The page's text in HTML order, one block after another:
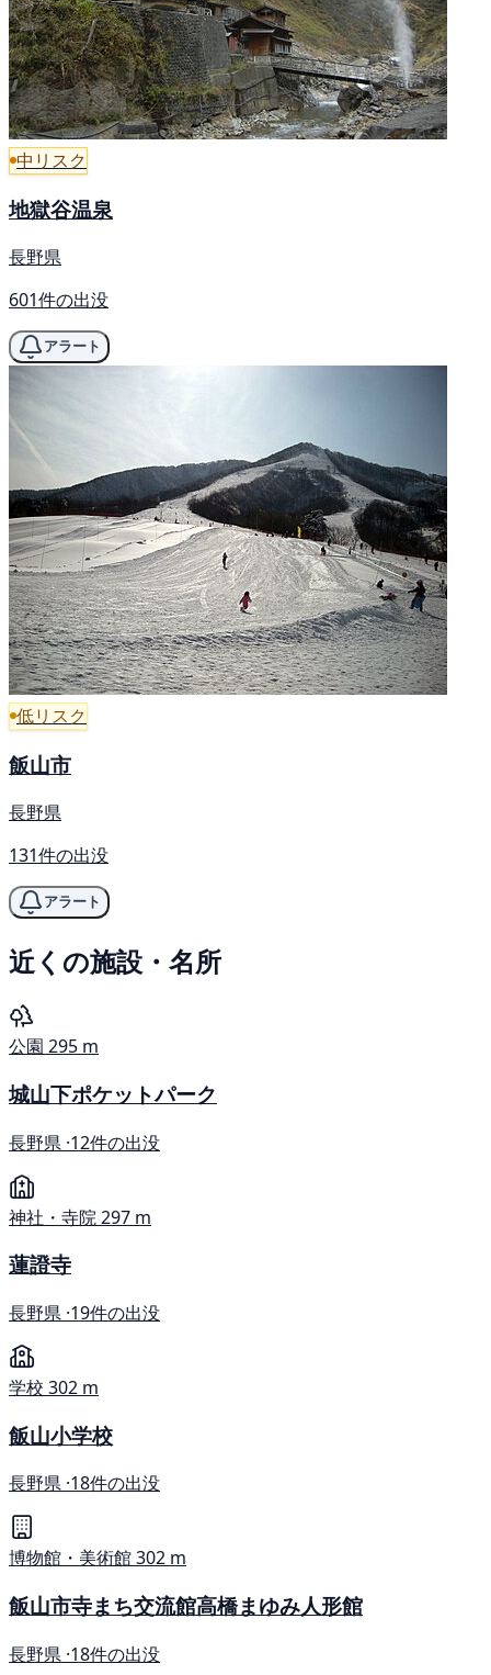
中リスク
地獄谷温泉
長野県
601件の出没
アラート
低リスク
飯山市
長野県
131件の出没
アラート
近くの施設・名所
公園 295 m
城山下ポケットパーク
長野県 ·12件の出没
神社・寺院297 m
蓮證寺
長野県 ·19件の出没
学校 302 m
飯山小学校
長野県 ·18件の出没
博物館・美術館302 m
飯山市寺まち交流館高橋まゆみ人形館
長野県 ·18件の出没